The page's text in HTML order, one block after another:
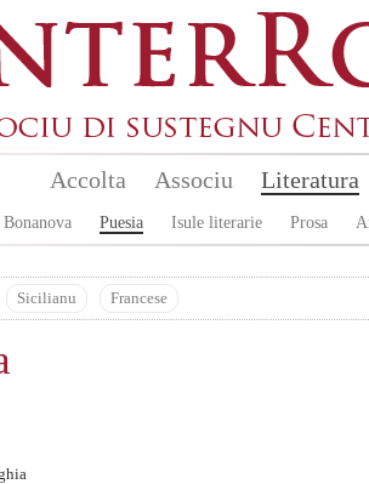
Accolta Associu Literatura
Bonanova Puesia Isule literarie Prosa
Sicilianu Francese